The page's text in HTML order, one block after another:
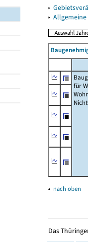
▸
▸
für
▴ nach oben
Das